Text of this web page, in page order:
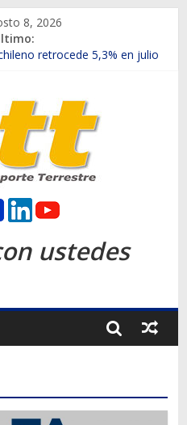
8, 2026
en lanzar la nueva
de Chevrolet en el Biobío
sucursales en Rancagua y
recién estrenada Bolden en
ustedes